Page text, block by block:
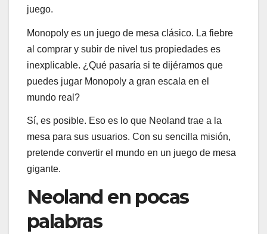
juego.
Monopoly es un juego de mesa clásico. La fiebre
al comprar y subir de nivel tus propiedades es
inexplicable. ¿Qué pasaría si te dijéramos que
puedes jugar Monopoly a gran escala en el
mundo real?
Sí, es posible. Eso es lo que Neoland trae a la
mesa para sus usuarios. Con su sencilla misión,
pretende convertir el mundo en un juego de mesa
gigante.
Neoland en pocas
palabras